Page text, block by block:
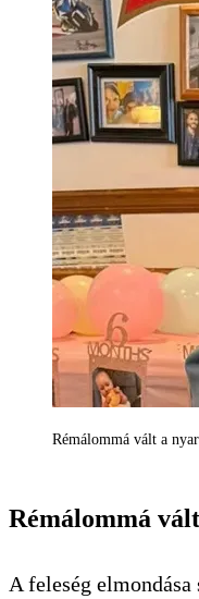
Rémálommá vált a
Rémálommá
A feleség